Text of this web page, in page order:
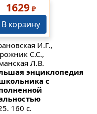
1629₽
В корзину
И.Г.,
С.С.,
Л.В.
энциклопедия
с
160 с.